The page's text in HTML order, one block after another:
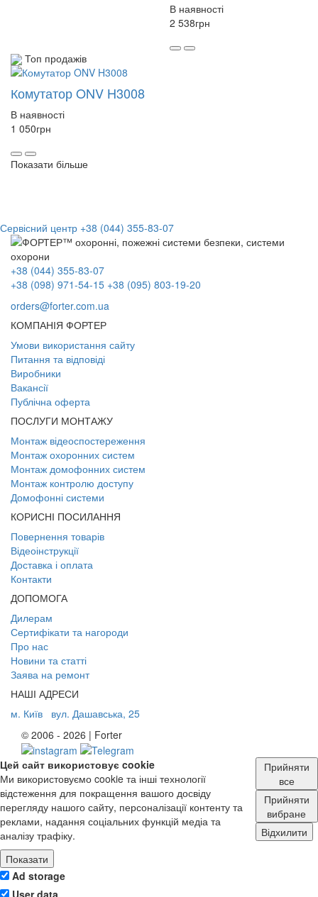
В наявності
2 538грн
Топ продажів
Комутатор ONV H3008
В наявності
1 050грн
Показати більше
Сервісний центр +38 (044) 355-83-07
+38 (044) 355-83-07
+38 (098) 971-54-15 +38 (095) 803-19-20
orders@forter.com.ua
КОМПАНІЯ ФОРТЕР
Умови використання сайту
Питання та відповіді
Виробники
Вакансії
Публічна оферта
ПОСЛУГИ МОНТАЖУ
Монтаж відеоспостереження
Монтаж охоронних систем
Монтаж домофонних систем
Монтаж контролю доступу
Домофонні системи
КОРИСНІ ПОСИЛАННЯ
Повернення товарів
Відеоінструкції
Доставка і оплата
Контакти
ДОПОМОГА
Дилерам
Сертифікати та нагороди
Про нас
Новини та статті
Заява на ремонт
НАШІ АДРЕСИ
м. Київ
вул. Дашавська, 25
© 2006 - 2026 | Forter
Цей сайт використовує cookie
Ми використовуємо cookie та інші технології
відстеження для покращення вашого досвіду
перегляду нашого сайту, персоналізації контенту та
реклами, надання соціальних функцій медіа та
аналізу трафіку.
Показати
Ad storage
Прийняти
все
Прийняти
вибране
Відхилити